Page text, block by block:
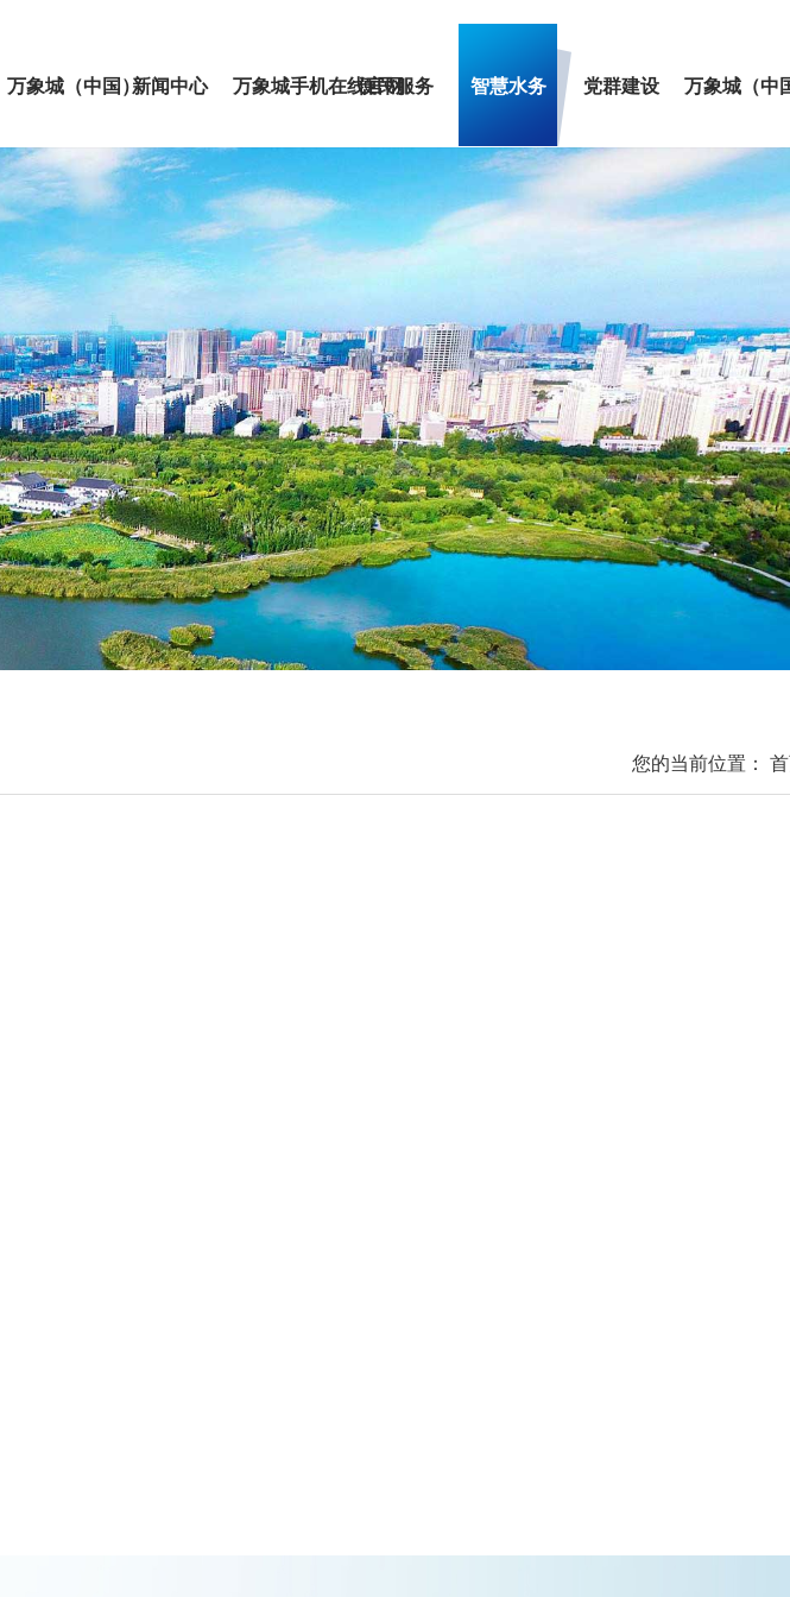
万象城（中国）新闻中心 万象城手机在线官网
便民服务 智慧水务 党群建设 万象城（中
您的当前位置：